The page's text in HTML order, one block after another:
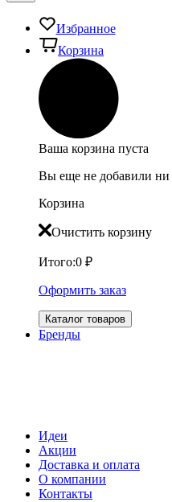
Избранное
Корзина
Ваша корзина пуста
Вы еще не добавили ни
Корзина
Очистить корзину
Итого:0 ₽
Оформить заказ
Каталог товаров
Бренды
Идеи
Акции
Доставка и оплата
О компании
Контакты